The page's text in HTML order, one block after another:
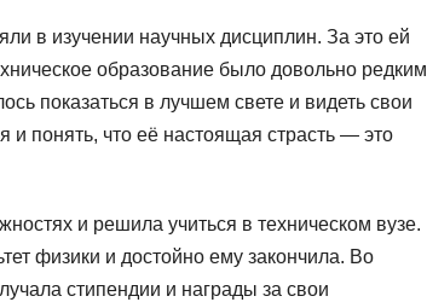
в изучении научных дисциплин. За это ей
образование было довольно редким
показаться в лучшем свете и видеть свои
понять, что её настоящая страсть — это
и решила учиться в техническом вузе.
физики и достойно ему закончила. Во
стипендии и награды за свои